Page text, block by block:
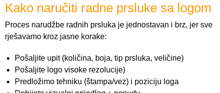
Kako naručiti radne prsluke sa logom
Proces narudžbe radnih prsluka je jednostavan i brz, jer sve
rješavamo kroz jasne korake:
Pošaljite upit (količina, boja, tip prsluka, veličine)
Pošaljite logo visoke rezolucije)
Predložimo tehniku (štampa/vez) i poziciju loga